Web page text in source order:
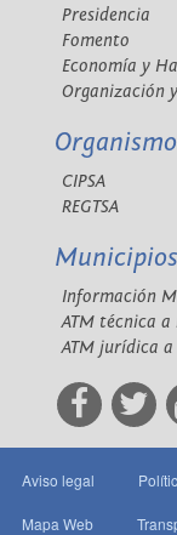
Presidencia
Fomento
Economía y
Organización
CIPSA
REGTSA
Municipios
Información
ATM técnica
ATM jurídica
Aviso legal
Mapa Web